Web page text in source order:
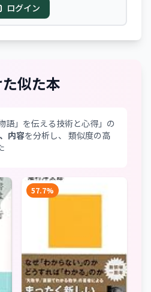
ログイン
似た本
語」を伝える技術と心得」の
内容を分析し、 類似度の高
57.7%